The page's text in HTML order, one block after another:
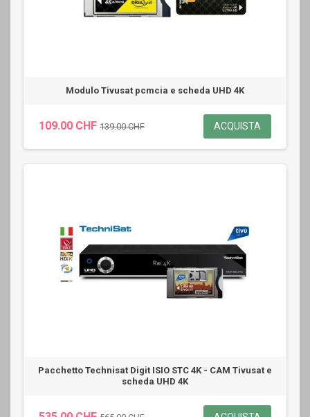
Modulo Tivusat pcmcia e scheda UHD 4K
109.00 CHF 139.00 CHF ACQUISTA
Pacchetto Technisat Digit ISIO STC 4K - CAM Tivusat e
scheda UHD 4K